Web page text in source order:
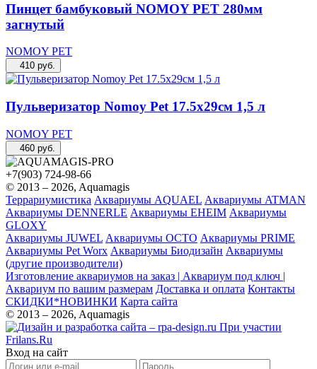
Пинцет бамбуковый NOMOY PET 280мм
загнутый
NOMOY PET
410 руб.
Пульверизатор Nomoy Pet 17.5х29см 1,5 л
NOMOY PET
460 руб.
+7(903) 724-98-66
© 2013 – 2026, Aquamagis
Террариумистика Аквариумы AQUAEL Аквариумы ATMAN
Аквариумы DENNERLE Аквариумы EHEIM Аквариумы
GLOXY
Аквариумы JUWEL Аквариумы OCTO Аквариумы PRIME
Аквариумы Pet Worx Аквариумы Биодизайн Аквариумы
(другие производители)
Изготовление аквариумов на заказ | Аквариум под ключ |
Аквариум по вашим размерам Доставка и оплата Контакты
СКИДКИ*НОВИНКИ Карта сайта
© 2013 – 2026, Aquamagis
При участии
Frilans.Ru
Вход на сайт